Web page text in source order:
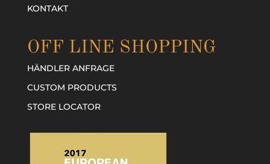
KONTAKT
OFF LINE SHOPPING
HÄNDLER ANFRAGE
CUSTOM PRODUCTS
STORE LOCATOR